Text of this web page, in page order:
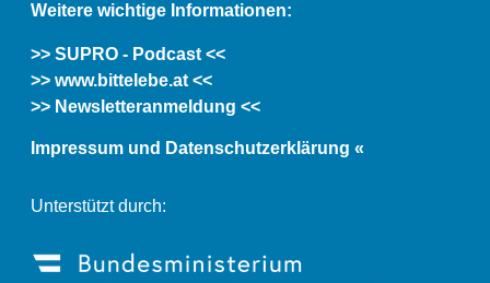
Weitere wichtige Informationen:
>> SUPRO - Podcast <<
>> www.bittelebe.at <<
>> Newsletteranmeldung <<
Impressum und Datenschutzerklärung «
Unterstützt durch: